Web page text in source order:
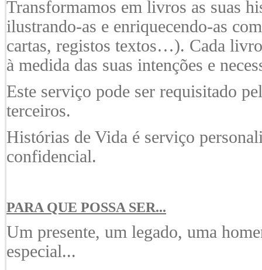
Transformamos em livros as suas
ilustrando-as e enriquecendo-as
cartas, registos textos…). Cada
à medida das suas intenções e
Este serviço pode ser requisitado
terceiros.
Histórias de Vida é serviço
confidencial.
PARA QUE POSSA SER...
Um presente, um legado, uma
especial...